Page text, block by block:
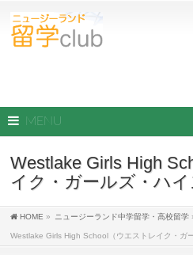
MENU
Westlake Girls High
イク・ガールズ・ハイ
HOME » ニュージーランド中学留学・高校留学
Westlake Girls High School（ウエストレイク・ガ